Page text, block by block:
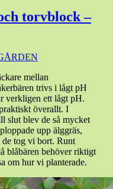
torvblock –
mellan
trivs i lågt pH
verkligen ett lågt pH.
överallt. I
slut blev de så mycket
upp älggräs,
tog vi bort. Runt
blåbären behöver riktigt
om hur vi planterade.